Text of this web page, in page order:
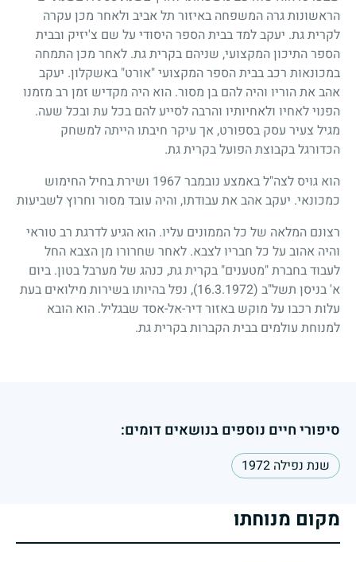
הראשונות גרה המשפחה באיזור תל אביב ולאחר מכן עקרה
לקרית גת. יעקב למד בבית הספר היסודי על שם צ'יזיק ובבית
הספר התיכון המקצועי, שניהם בקרית גת. לאחר מכן התמחה
במכונאות רכב בבית הספר המקצועי "אורט" באשקלון. יעקב
אהב את הוריו והיה להם בן מסור. הוא היה מקדיש זמן רב מזמנו
הפנוי לאחיו ולאחיותיו והרבה לסייע להם בכל עת ובכל שעה.
מגיל צעיר עסק בספורט, אך עיקר חיבתו הייתה למשחק
הכדורגל בקבוצת הפועל בקרית גת.
הוא גויס לצה"ל באמצע נובמבר1967 ושירת בחיל החימוש
כמכונאי. יעקב אהב את עבודתו, והיה עובד מסור וחרוץ לשביעות
רצונם המלאה של כל הממונים עליו. הוא הגיע לדרגת רב טוראי
והיה אהוב על כל חבריו לצבא. לאחר שחרורו מן הצבא החל
לעבוד בחברת "מטענים" בקרית גת, כנהג של מערבל בטון. ביום
א' בניסן תשל"ב (16.3.1972)
, נפל בהיותו בשירות מילואים בעת
עלות רכבו על מוקש באזור דיר-אל-אסד שבגליל. הוא הובא
למנוחת עולמים בבית הקברות בקרית גת.
סיפורי חיים נוספים בנושאים דומים:
שנת נפילה 1972
מקום מנוחתו